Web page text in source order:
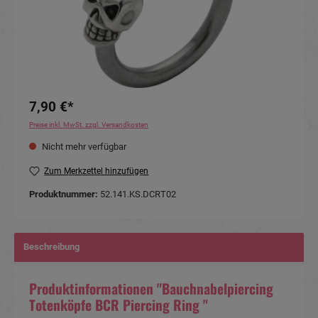
7,90 €*
Preise inkl. MwSt. zzgl. Versandkosten
Nicht mehr verfügbar
Zum Merkzettel hinzufügen
Produktnummer: 52.141.KS.DCRT02
Beschreibung
Produktinformationen "Bauchnabelpiercing
Totenköpfe BCR Piercing Ring "